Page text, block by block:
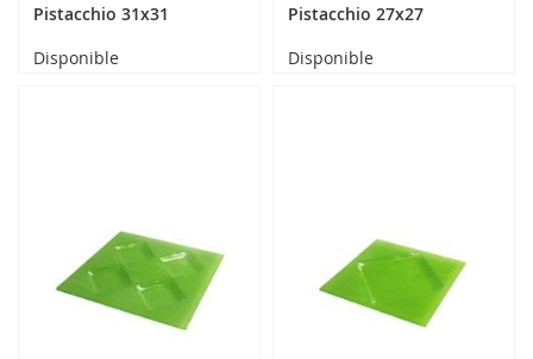
Pistacchio 31x31
Disponible
Pistacchio 27x27
Disponible